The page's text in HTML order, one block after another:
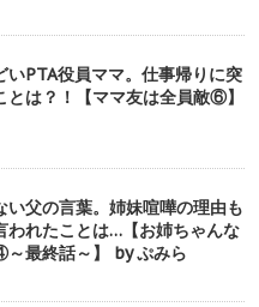
いPTA役員ママ。仕事帰りに突
とは？！【ママ友は全員敵⑥】
い父の言葉。姉妹喧嘩の理由も
われたことは…【お姉ちゃんな
最終話～】 by ぷみら